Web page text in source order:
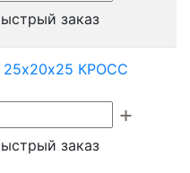
заказ
25х20х25 КРОСС
заказ